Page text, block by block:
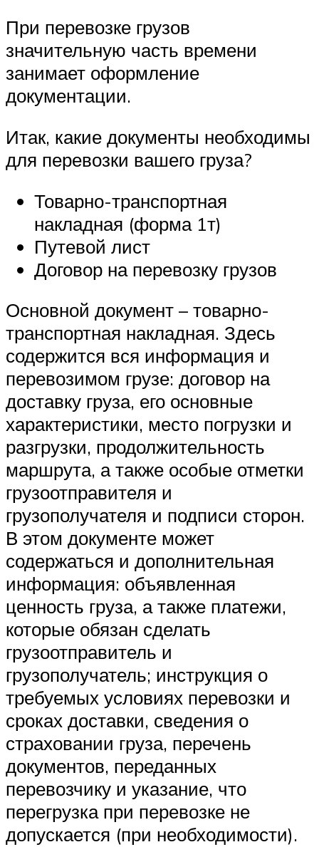
При перевозке грузов
значительную часть времени
занимает оформление
документации.
Итак, какие документы необходимы
для перевозки вашего груза?
Товарно-транспортная
накладная (форма 1т)
Путевой лист
Договор на перевозку грузов
Основной документ – товарно-
транспортная накладная. Здесь
содержится вся информация и
перевозимом грузе: договор на
доставку груза, его основные
характеристики, место погрузки и
разгрузки, продолжительность
маршрута, а также особые отметки
грузоотправителя и
грузополучателя и подписи сторон.
В этом документе может
содержаться и дополнительная
информация: объявленная
ценность груза, а также платежи,
которые обязан сделать
грузоотправитель и
грузополучатель; инструкция о
требуемых условиях перевозки и
сроках доставки, сведения о
страховании груза, перечень
документов, переданных
перевозчику и указание, что
перегрузка при перевозке не
допускается (при необходимости).